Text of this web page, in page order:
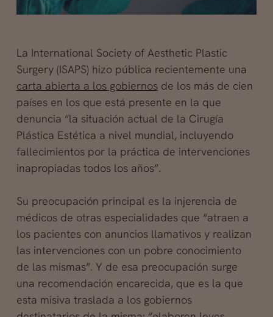
La International Society of Aesthetic Plastic
Surgery (ISAPS) hizo pública recientemente una
carta abierta a los gobiernosde los más de cien
países en los que está presente en la que
denuncia “la situación actual de la Cirugía
Plástica Estética a nivel mundial, incluyendo
fallecimientos por la práctica de intervenciones
inapropiadas todos los años”.
Su preocupación principal es la injerencia de
médicos de otras especialidades que “atraen a
los pacientes con anuncios llamativos y realizan
las intervenciones con un pobre conocimiento
de las mismas”. Y de esa preocupación surge
una recomendación encarecida, que es la que
esta misiva traslada a los gobiernos